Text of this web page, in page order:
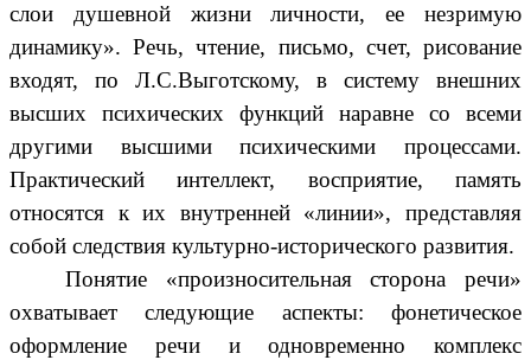
слои душевной жизни личности, ее незримую
динамику». Речь, чтение, письмо, счет, рисование
входят, по Л.С.Выготскому, в систему внешних
высших психических функций наравне со всеми
другими высшими психическими процессами.
Практический интеллект, восприятие, память
относятся к их внутренней «линии», представляя
собой следствия культурно-исторического развития.
Понятие «произносительная сторона речи»
охватывает следующие аспекты: фонетическое
оформление речи и одновременно комплекс